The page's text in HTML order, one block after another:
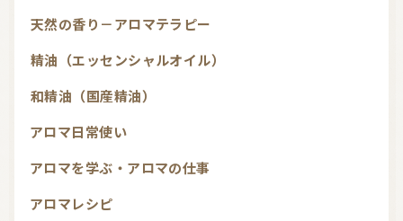
天然の香り－アロマテラピー
精油（エッセンシャルオイル）
和精油（国産精油）
アロマ日常使い
アロマを学ぶ・アロマの仕事
アロマレシピ